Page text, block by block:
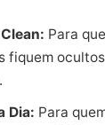
Para
fiquem
Dia: Para